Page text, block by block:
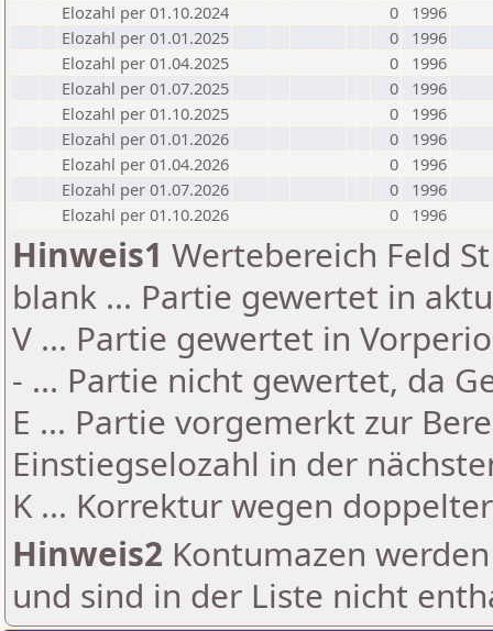
Elozahl per 01.10.2024
0
1996
Elozahl per 01.01.2025
0
1996
Elozahl per 01.04.2025
0
1996
Elozahl per 01.07.2025
0
1996
Elozahl per 01.10.2025
0
1996
Elozahl per 01.01.2026
0
1996
Elozahl per 01.04.2026
0
1996
Elozahl per 01.07.2026
0
1996
Elozahl per 01.10.2026
0 1996
Hinweis1 Wertebereich Feld
blank ... Partie gewertet in
V ... Partie gewertet in
- ... Partie nicht gewertet, da
E ... Partie vorgemerkt zur
Einstiegselozahl in der
K ... Korrektur wegen
Hinweis2 Kontumazen
und sind in der Liste nicht